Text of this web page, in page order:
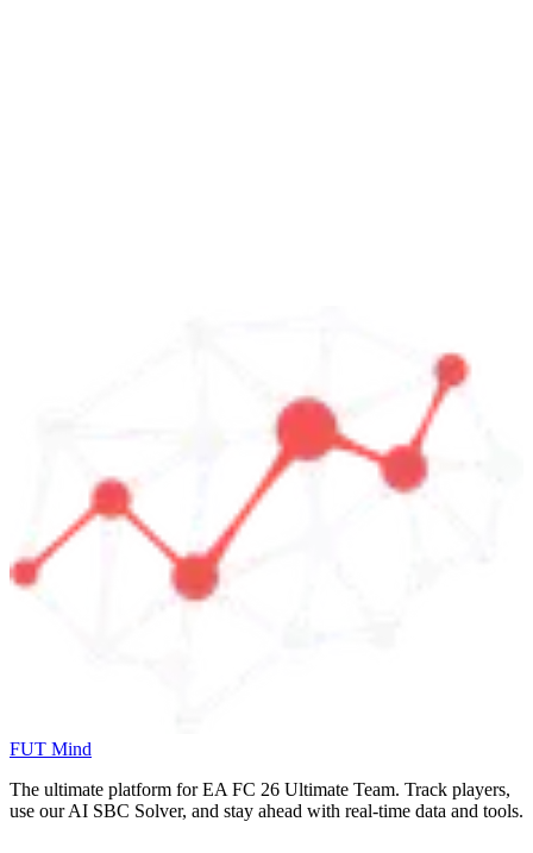
FUT Mind
The ultimate platform for EA FC 26 Ultimate Team. Track players,
use our AI SBC Solver, and stay ahead with real-time data and tools.